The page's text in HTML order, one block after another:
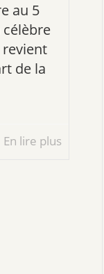
au 5
revient
de la
En lire plus